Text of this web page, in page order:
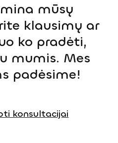
mūsų
klausimų ar
ko pradėti,
mumis. Mes
padėsime!
konsultacijai